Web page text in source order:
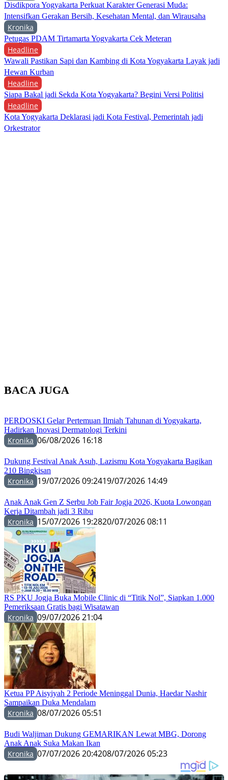
Disdikpora Yogyakarta Perkuat Karakter Generasi Muda:
Intensifkan Gerakan Bersih, Kesehatan Mental, dan Wirausaha
Kronika
Petugas PDAM Tirtamarta Yogyakarta Cek Meteran
Headline
Wawali Pastikan Sapi dan Kambing di Kota Yogyakarta Layak jadi
Hewan Kurban
Headline
Siapa Bakal jadi Sekda Kota Yogyakarta? Begini Versi Politisi
Headline
Kota Yogyakarta Deklarasi jadi Kota Festival, Pemerintah jadi
Orkestrator
BACA JUGA
PERDOSKI Gelar Pertemuan Ilmiah Tahunan di Yogyakarta,
Hadirkan Inovasi Dermatologi Terkini
Kronika 06/08/2026 16:18
Dukung Festival Anak Asuh, Lazismu Kota Yogyakarta Bagikan
210 Bingkisan
Kronika 19/07/2026 09:2419/07/2026 14:49
Anak Anak Gen Z Serbu Job Fair Jogja 2026, Kuota Lowongan
Kerja Ditambah jadi 3 Ribu
Kronika 15/07/2026 19:2820/07/2026 08:11
RS PKU Jogja Buka Mobile Clinic di “Titik Nol”, Siapkan 1.000
Pemeriksaan Gratis bagi Wisatawan
Kronika 09/07/2026 21:04
Ketua PP Aisyiyah 2 Periode Meninggal Dunia, Haedar Nashir
Sampaikan Duka Mendalam
Kronika 08/07/2026 05:51
Budi Waljiman Dukung GEMARIKAN Lewat MBG, Dorong
Anak Anak Suka Makan Ikan
Kronika 07/07/2026 20:4208/07/2026 05:23